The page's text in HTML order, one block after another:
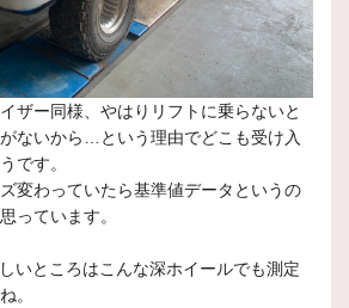
ザー同様、やはりリフトに乗らないと
ないから…という理由でどこも受け入
うです。
変わっていたら基準値データというの
っています。
いところはこんな深ホイールでも測定
。